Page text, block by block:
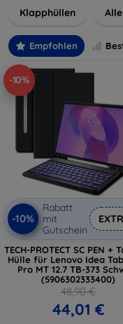
Klapphüllen
Empfohlen
-10%
-10%
Rabatt
mit
Gutschein
TECH-PROTECT SC PEN +
Hülle für Lenovo Idea
Pro MT 12.7 TB-373
(5906302333400)
48,90 €
44,01 €